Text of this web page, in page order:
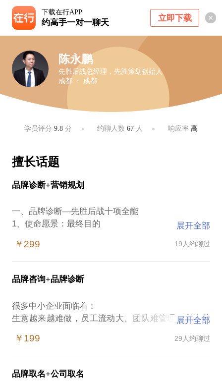
下载在行APP
约高手一对一聊天 立即下载
陈永鹏
先胜后战总经理，先胜策划创始人
成都 ・ 成都
学员评分9.8 分 约聊人数 67人 响应率 高
擅长话题
品牌诊断+营销规划
一、品牌诊断—先胜后战十项全能
1、使命愿景：最终目的
3、资源保障：支撑配称
5、客户定位：为谁服务
6、产品定位：如何服务
8、品牌定位：解决认知
9、传播定位：解决感知
10、营销定位：实现结果
展开全部
￥299 19人约聊过
品牌咨询+品牌诊断
很多中小企业面临着：
生意越来越难做，员工流动大、团队难管理，利润越
给力，客户资源少……？
这些只是表象……找不到关键因素，找不到发力原
展开全部
￥199 29人约聊过
品牌取名+公司取名